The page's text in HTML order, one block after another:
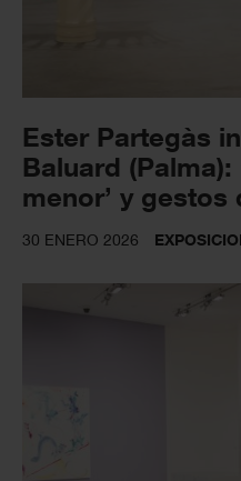
Ester Partegàs
Baluard
menor’ y gestos
30 ENERO 2026